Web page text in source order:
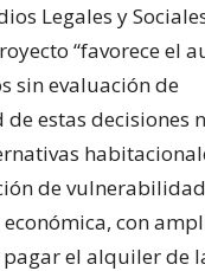
Legales y
“favorece el
sin evaluación de
estas decisiones
de
con
el alquiler de